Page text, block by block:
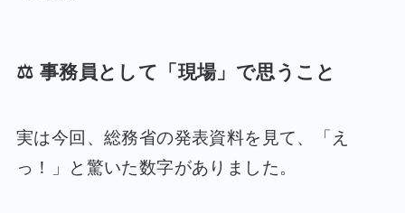
⚖️ 事務員として「現場」で思うこと
実は今回、総務省の発表資料を見て、「え
っ！」と驚いた数字がありました。